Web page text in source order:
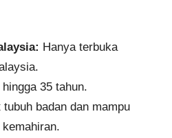
Hanya terbuka
35 tahun.
tubuh badan dan mampu